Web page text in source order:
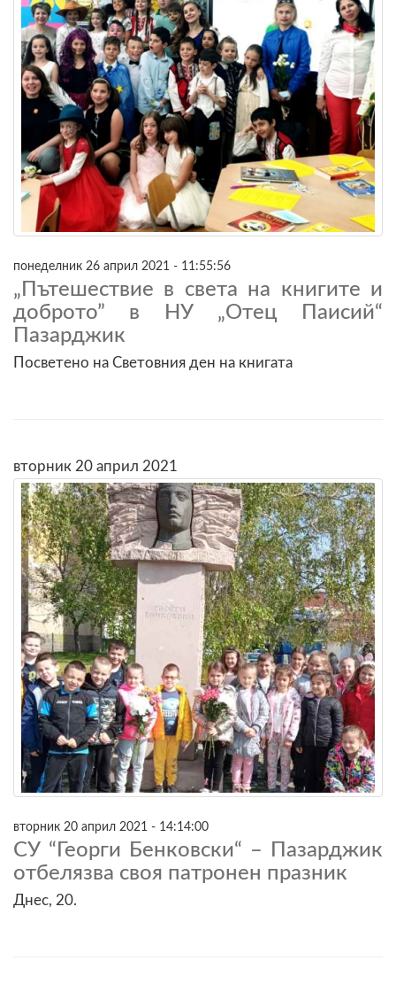
понеделник 26 април 2021 - 11:55:56
„Пътешествие в света на книгите и
доброто” в НУ „Отец Паисий“
Пазарджик
Посветено на Световния ден на книгата
вторник 20 април 2021
вторник 20 април 2021 - 14:14:00
СУ “Георги Бенковски“ – Пазарджик
отбелязва своя патронен празник
Днес, 20.